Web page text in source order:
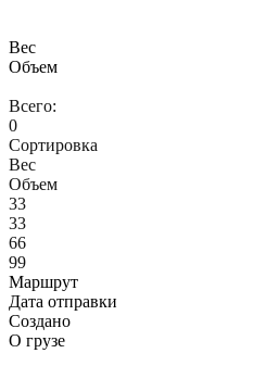
Вес
Объем
Всего:
0
Сортировка
Вес
Объем
33
33
66
99
Маршрут
Дата отправки
Создано
О грузе